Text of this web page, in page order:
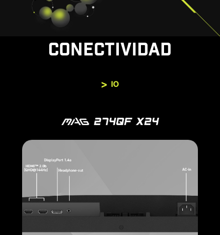
CONECTIVIDAD
IO